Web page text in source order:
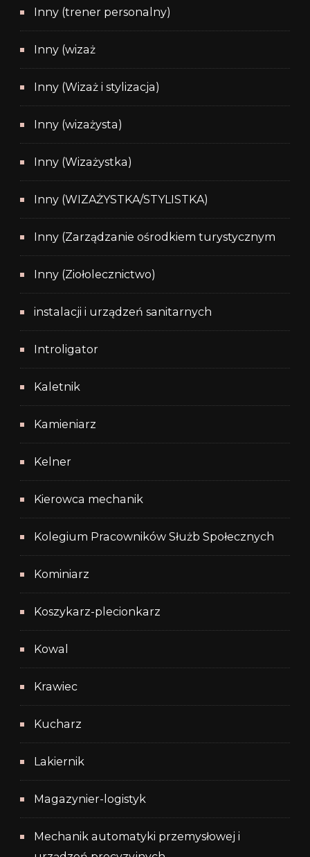
Inny (trener personalny)
Inny (wizaż
Inny (Wizaż i stylizacja)
Inny (wizażysta)
Inny (Wizażystka)
Inny (WIZAŻYSTKA/STYLISTKA)
Inny (Zarządzanie ośrodkiem turystycznym
Inny (Ziołolecznictwo)
instalacji i urządzeń sanitarnych
Introligator
Kaletnik
Kamieniarz
Kelner
Kierowca mechanik
Kolegium Pracowników Służb Społecznych
Kominiarz
Koszykarz-plecionkarz
Kowal
Krawiec
Kucharz
Lakiernik
Magazynier-logistyk
Mechanik automatyki przemysłowej i